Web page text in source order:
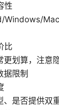
性
Windows/
比
更划算，注意
据限制
、是否提供双